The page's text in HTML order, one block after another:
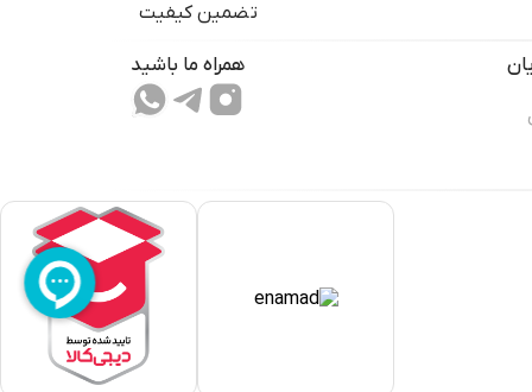
تضمین کیفیت
همراه ما باشید